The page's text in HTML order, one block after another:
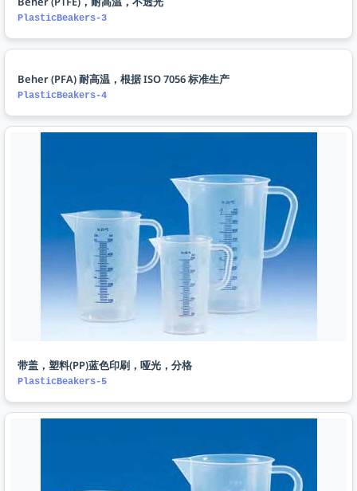
PlasticBeakers-3
Beher (PFA) 耐高温，根据 ISO 7056 标准生产
PlasticBeakers-4
带盖，塑料(PP)蓝色印刷，哑光，分格
PlasticBeakers-5